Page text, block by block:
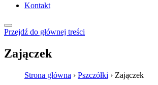
Kontakt
Przejdź do głównej treści
Zajączek
Strona główna › Pszczółki › Zajączek